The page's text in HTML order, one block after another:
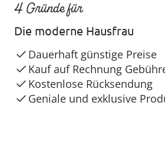
4 Gründe für
Die moderne Hausfrau
Dauerhaft günstige Preise
Kauf auf Rechnung
Kostenlose Rücksendung
Geniale und exklusive